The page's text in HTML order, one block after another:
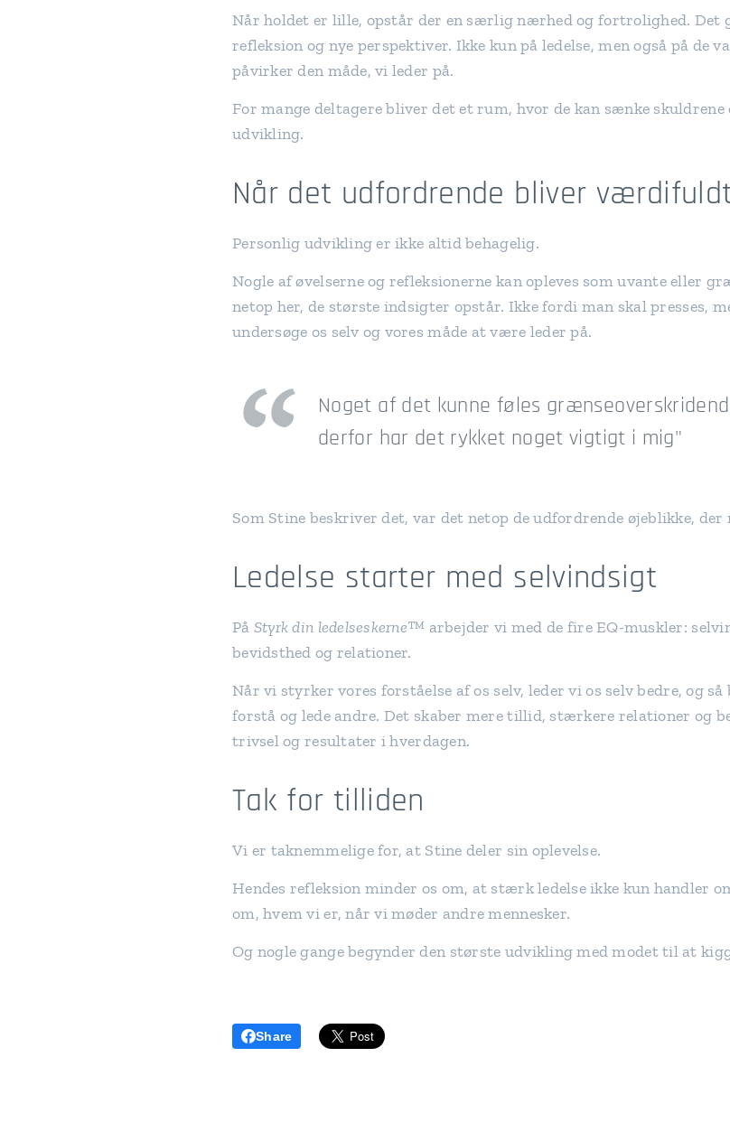
Når holdet er lille, opstår der en særlig nærhed og fortrolighed. Det
refleksion og nye perspektiver. Ikke kun på ledelse, men også på de
påvirker den måde, vi leder på.
For mange deltagere bliver det et rum, hvor de kan sænke
udvikling.
Når det udfordrende bliver
Personlig udvikling er ikke altid behagelig.
Nogle af øvelserne og refleksionerne kan opleves som uvante eller
netop her, de største indsigter opstår. Ikke fordi man skal presses,
undersøge os selv og vores måde at være leder på.
Noget af det kunne føles
derfor har det rykket noget vigtigt i mig"
Som Stine beskriver det, var det netop de udfordrende øjeblikke,
Ledelse starter med selvindsigt
På Styrk din ledelseskerne™ arbejder vi med de fire EQ-muskler:
bevidsthed og relationer.
Når vi styrker vores forståelse af os selv, leder vi os selv bedre, og
forstå og lede andre. Det skaber mere tillid, stærkere relationer og
trivsel og resultater i hverdagen.
Tak for tilliden
Vi er taknemmelige for, at Stine deler sin oplevelse.
Hendes refleksion minder os om, at stærk ledelse ikke kun handler
om, hvem vi er, når vi møder andre mennesker.
Og nogle gange begynder den største udvikling med modet til at
Share